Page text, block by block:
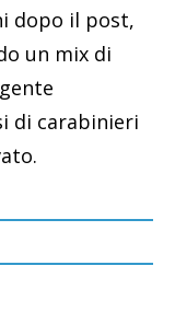
dopo il post,
un mix di
di carabinieri